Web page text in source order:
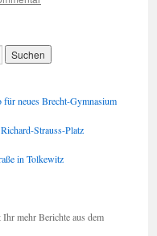
neues Brecht-Gymnasium
Strauss-Platz
in Tolkewitz
mehr Berichte aus dem